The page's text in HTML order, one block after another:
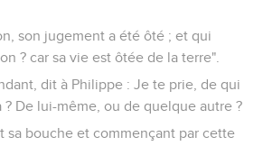
son jugement a été ôté ; et qui
? car sa vie est ôtée de la terre".
dit à Philippe : Je te prie, de qui
De lui-même, ou de quelque autre ?
sa bouche et commençant par cette